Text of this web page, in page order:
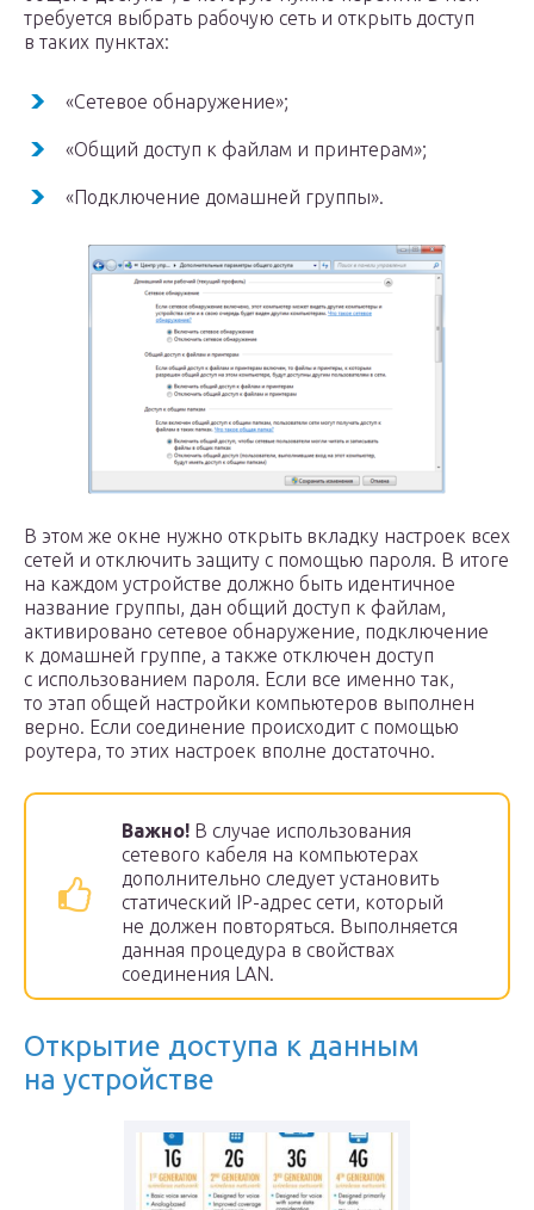
требуется выбрать рабочую сеть и открыть доступ
в таких пунктах:
«Сетевое обнаружение»;
«Общий доступ к файлам и принтерам»;
«Подключение домашней группы».
В этом же окне нужно открыть вкладку настроек всех
сетей и отключить защиту с помощью пароля. В итоге
на каждом устройстве должно быть идентичное
название группы, дан общий доступ к файлам,
активировано сетевое обнаружение, подключение
к домашней группе, а также отключен доступ
с использованием пароля. Если все именно так,
то этап общей настройки компьютеров выполнен
верно. Если соединение происходит с помощью
роутера, то этих настроек вполне достаточно.
Важно! В случае использования
сетевого кабеля на компьютерах
дополнительно следует установить
статический IP-адрес сети, который
не должен повторяться. Выполняется
данная процедура в свойствах
соединения LAN.
Открытие доступа к данным
на устройстве